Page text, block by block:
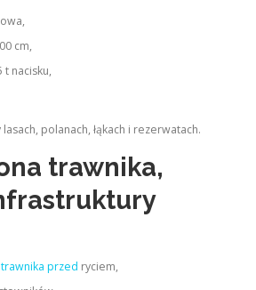
cm,
t nacisku,
polanach, łąkach i rezerwatach.
trawnika,
przed ryciem,